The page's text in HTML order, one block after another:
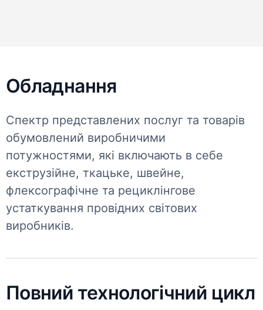
Обладнання
Спектр представлених послуг та товарів
обумовлений виробничими
потужностями, які включають в себе
екструзійне, ткацьке, швейне,
флексографічне та рециклінгове
устаткування провідних світових
виробників.
Повний технологічний цикл